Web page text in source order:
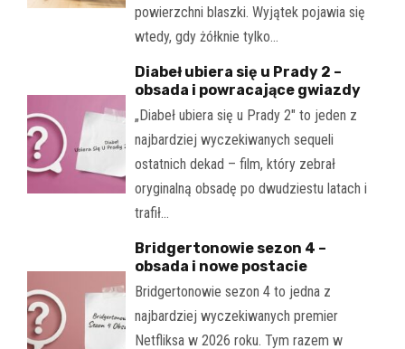
powierzchni blaszki. Wyjątek pojawia się
wtedy, gdy żółknie tylko…
Diabeł ubiera się u Prady 2 –
obsada i powracające gwiazdy
„Diabeł ubiera się u Prady 2" to jeden z
najbardziej wyczekiwanych sequeli
ostatnich dekad – film, który zebrał
oryginalną obsadę po dwudziestu latach i
trafił…
Bridgertonowie sezon 4 –
obsada i nowe postacie
Bridgertonowie sezon 4 to jedna z
najbardziej wyczekiwanych premier
Netfliksa w 2026 roku. Tym razem w